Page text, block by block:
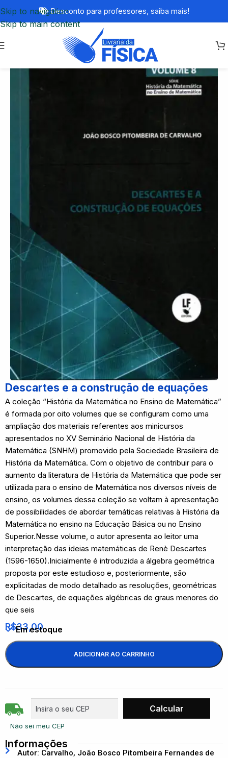
Skip to navigation
Skip to main content
Desconto para professores, saiba mais!
Descartes e a construção de equações
A coleção “História da Matemática no Ensino de Matemática”
é formada por oito volumes que se configuram como uma
ampliação dos materiais referentes aos minicursos
apresentados no XV Seminário Nacional de História da
Matemática (SNHM) promovido pela Sociedade Brasileira de
História da Matemática. Com o objetivo de contribuir para o
aumento da literatura de História da Matemática que pode ser
utilizada para o ensino de Matemática nos diversos níveis de
ensino, os volumes dessa coleção se voltam à apresentação
de possibilidades de abordar temáticas relativas à História da
Matemática no ensino na Educação Básica ou no Ensino
Superior.Nesse volume, o autor apresenta ao leitor uma
interpretação das ideias matemáticas de Renè Descartes
(1596-1650).Inicialmente é introduzida a álgebra geométrica
proposta por este estudioso e, posteriormente, são
explicitadas de modo detalhado as resoluções, geométricas
de Descartes, de equações algébricas de graus menores do
que seis
R$33,00
Em estoque
ADICIONAR AO CARRINHO
Não sei meu CEP
Informações
Autor: Carvalho, João Bosco Pitombeira Fernandes de